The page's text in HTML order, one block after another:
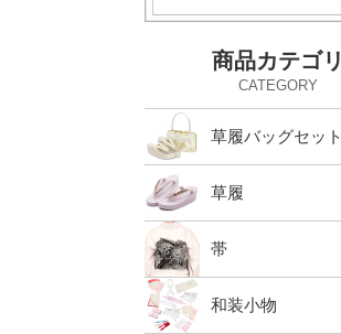
商品カテゴリ
CATEGORY
草履バッグセット
草履
帯
和装小物